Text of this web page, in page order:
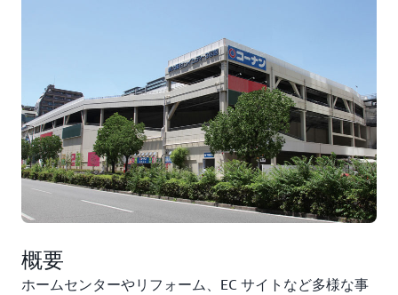
概要
ホームセンターやリフォーム、EC サイトなど多様な事